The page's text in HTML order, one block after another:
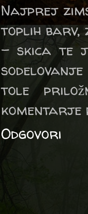
Najprej
toplih barv,
- skica te
tole
komentarje
Odgovori